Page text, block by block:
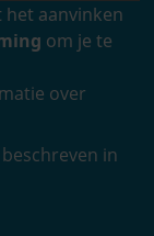
aanvinken
om je te
over
in